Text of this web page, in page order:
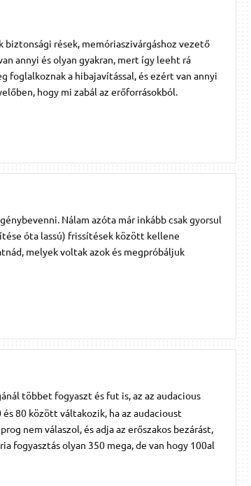
biztonsági rések, memóriaszivárgáshoz vezető
annyi és olyan gyakran, mert így leeht rá
a hibajavítással, és ezért van annyi
hogy mi zabál az erőforrásokból.
Nálam azóta már inkább csak gyorsul
óta lassú) frissítések között kellene
melyek voltak azok és megpróbáljuk
többet fogyaszt és fut is, az az audacious
80 között váltakozik, ha az audacioust
nem válaszol, és adja az erőszakos bezárást,
fogyasztás olyan 350 mega, de van hogy 100al